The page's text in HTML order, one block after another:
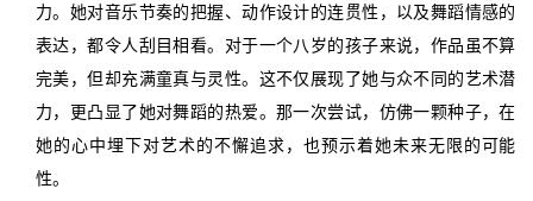
力。她对音乐节奏的把握、动作设计的连贯性，以及舞蹈情感的
表达，都令人刮目相看。对于一个八岁的孩子来说，作品虽不算
完美，但却充满童真与灵性。这不仅展现了她与众不同的艺术潜
力，更凸显了她对舞蹈的热爱。那一次尝试，仿佛一颗种子，在
她的心中埋下对艺术的不懈追求，也预示着她未来无限的可能
性。